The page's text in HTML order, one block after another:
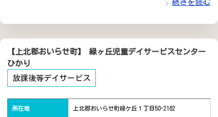
続きを読む
【上北郡おいらせ町】 緑ヶ丘児童デイサービスセンター
ひかり
放課後等デイサービス
所在地 上北郡おいらせ町緑ケ丘１丁目50-2162